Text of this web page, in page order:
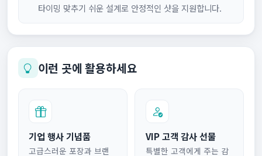
타이밍 맞추기 쉬운 설계로 안정적인 샷을 지원합니다.
이런 곳에 활용하세요
기업 행사 기념품
고급스러운 포장과 브랜
VIP 고객 감사 선물
특별한 고객에게 주는 감